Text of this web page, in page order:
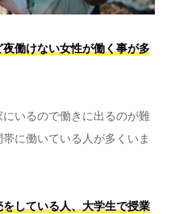
働けない女性が働く事が多
いるので働きに出るのが難
に働いている人が多くいま
している人、大学生で授業